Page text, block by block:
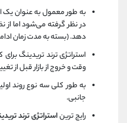
به طور معمول به عنوان یک
در نظر گرفته می‌شود اما از
دهد. (بسته به مدت زمان
استراتژی ترند تریدینگ
وقت و خروج از بازار قبل از
به طور کلی سه نوع روند
جانبی.
رایج تریناستراتژی ترند